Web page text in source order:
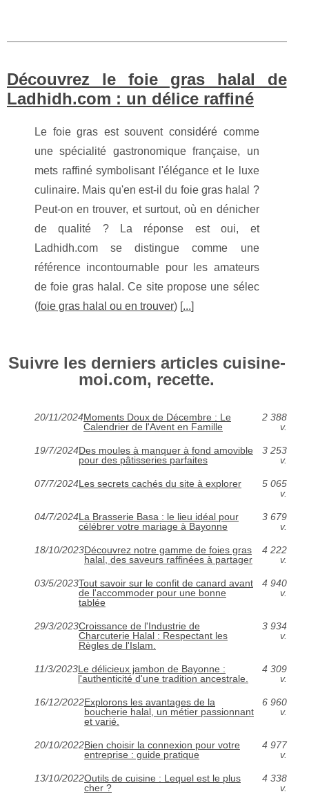
Découvrez le foie gras halal de
Ladhidh.com : un délice raffiné
Le foie gras est souvent considéré comme
une spécialité gastronomique française, un
mets raffiné symbolisant l'élégance et le luxe
culinaire. Mais qu'en est-il du foie gras halal ?
Peut-on en trouver, et surtout, où en dénicher
de qualité ? La réponse est oui, et
Ladhidh.com se distingue comme une
référence incontournable pour les amateurs
de foie gras halal. Ce site propose une sélec
(foie gras halal ou en trouver) [...]
Suivre les derniers articles cuisine-
moi.com, recette.
20/11/2024Moments Doux de Décembre : Le
Calendrier de l'Avent en Famille
2 388
v.
19/7/2024Des moules à manquer à fond amovible
pour des pâtisseries parfaites
3 253
v.
07/7/2024Les secrets cachés du site à explorer
5 065
v.
04/7/2024La Brasserie Basa : le lieu idéal pour
célébrer votre mariage à Bayonne
3 679
v.
18/10/2023Découvrez notre gamme de foies gras
halal, des saveurs raffinées à partager
4 222
v.
03/5/2023Tout savoir sur le confit de canard avant
de l'accommoder pour une bonne
tablée
4 940
v.
29/3/2023Croissance de l'Industrie de
Charcuterie Halal : Respectant les
Règles de l'Islam.
3 934
v.
11/3/2023Le délicieux jambon de Bayonne :
l'authenticité d'une tradition ancestrale.
4 309
v.
16/12/2022Explorons les avantages de la
boucherie halal, un métier passionnant
et varié.
6 960
v.
20/10/2022Bien choisir la connexion pour votre
entreprise : guide pratique
4 977
v.
13/10/2022Outils de cuisine : Lequel est le plus
cher ?
4 338
v.